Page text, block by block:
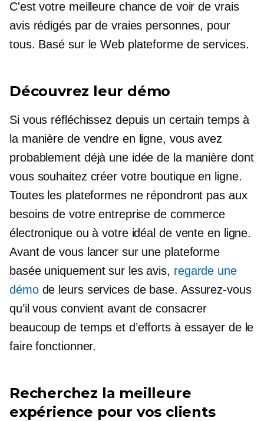
C'est votre meilleure chance de voir de vrais
avis rédigés par de vraies personnes, pour
tous. Basé sur le Webplateforme de services.
Découvrez leur démo
Si vous réfléchissez depuis un certain temps à
la manière de vendre en ligne, vous avez
probablement déjà une idée de la manière dont
vous souhaitez créer votre boutique en ligne.
Toutes les plateformes ne répondront pas aux
besoins de votre entreprise de commerce
électronique ou à votre idéal de vente en ligne.
Avant de vous lancer sur une plateforme
basée uniquement sur les avis, regarde une
démode leurs services de base. Assurez-vous
qu’il vous convient avant de consacrer
beaucoup de temps et d’efforts à essayer de le
faire fonctionner.
Recherchez la meilleure
expérience pour vos clients